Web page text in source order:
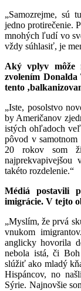
„Samozrejme, sú
jedno protirečenie.
mnohých ľudí vo
vždy súhlasiť, je
Aký vplyv môže
zvolením
tento
„Iste, posolstvo
by Američanov
istých ohľadoch
pôvod v
20 rokov som
takéto rozdelenie.“
Médiá postavili
imigrácie. V tejto
„Myslím, že prvá
vnukom
anglicky hovorila
nebola istá, či
slúžiť ako mladý
Hispáncov, no
Sýrie. Najnovšie